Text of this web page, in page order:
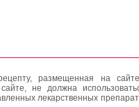
размещенная на
не должна
лекарственных